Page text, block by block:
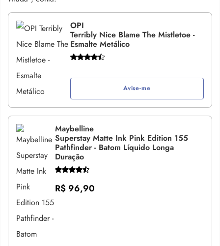
OPI
Terribly Nice Blame The Mistletoe -
Esmalte Metálico
Avise-me
Maybelline
Superstay Matte Ink Pink Edition 155
Pathfinder - Batom Líquido Longa
Duração
R$ 96,90